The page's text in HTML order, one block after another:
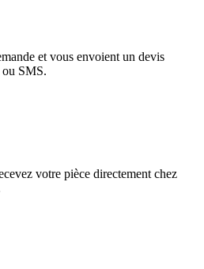
et vous envoient un devis
SMS.
votre pièce directement chez